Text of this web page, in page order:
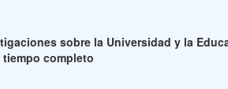
sobre la Universidad y la
completo